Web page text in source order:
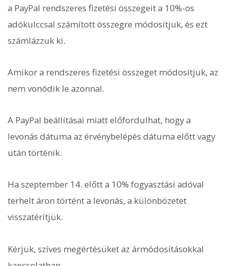
a PayPal rendszeres fizetési összegeit a 10%-os
adókulccsal számított összegre módosítjuk, és ezt
számlázzuk ki.
Amikor a rendszeres fizetési összeget módosítjuk, az
nem vonódik le azonnal.
A PayPal beállításai miatt előfordulhat, hogy a
levonás dátuma az érvénybelépés dátuma előtt vagy
után történik.
Ha szeptember 14. előtt a 10% fogyasztási adóval
terhelt áron történt a levonás, a különbözetet
visszatérítjük.
Kérjük, szíves megértésüket az ármódosításokkal